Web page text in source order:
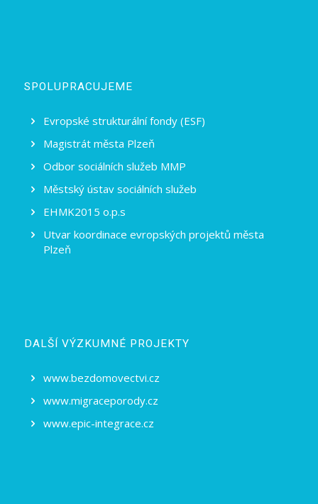
SPOLUPRACUJEME
Evropské strukturální fondy (ESF)
Magistrát města Plzeň
Odbor sociálních služeb MMP
Městský ústav sociálních služeb
EHMK2015 o.p.s
Utvar koordinace evropských projektů města
Plzeň
DALŠÍ VÝZKUMNÉ PROJEKTY
www.bezdomovectvi.cz
www.migraceporody.cz
www.epic-integrace.cz